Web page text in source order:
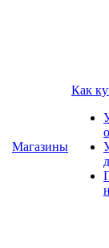
Магазины
Как